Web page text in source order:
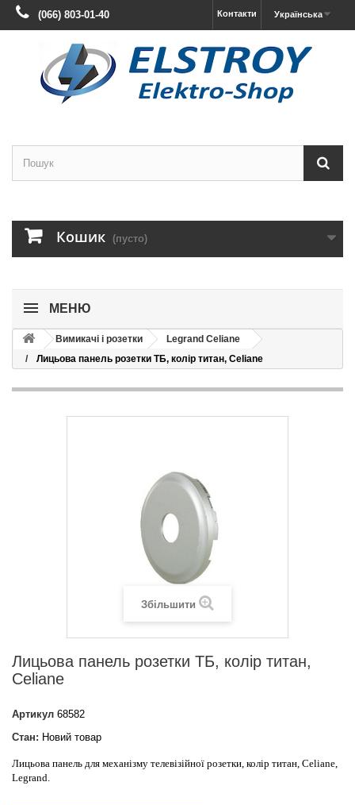
Українська
Контакти
(066) 803-01-40
Кошик (пусто)
МЕНЮ
Вимикачі і розетки
Legrand Celiane
Лицьова панель розетки ТБ, колір титан, Celiane
Збільшити
Лицьова панель розетки ТБ, колір титан,
Celiane
Артикул 68582
Стан: Новий товар
Лицьова панель для механізму телевізійної розетки, колір титан, Celiane,
Legrand.